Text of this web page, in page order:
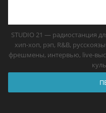
STUDIO 21 — радиостанция
хип-хоп, рэп, R&B,
фрешмены, интервью, live-